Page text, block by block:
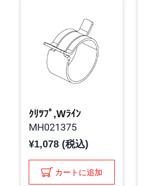
ｸﾘﾂﾌﾟ,Wﾗｲﾝ
MH021375
¥1,078 (税込)
カートに追加